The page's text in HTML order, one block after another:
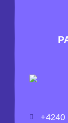
+4240